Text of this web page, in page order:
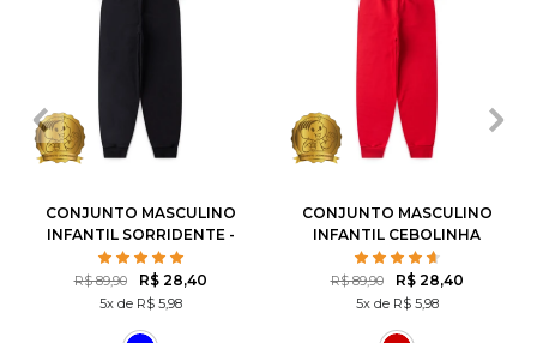
1 3 4
CONJUNTO MASCULINO
INFANTIL SORRIDENTE -
TURMA DA MÔNICA
R$ 89,90 R$ 28,40
5x de R$ 5,98
1 3 4
CONJUNTO MASCULINO
INFANTIL CEBOLINHA
SKATISTA - TURMA DA
MÔNICA
R$ 89,90 R$ 28,40
5x de R$ 5,98